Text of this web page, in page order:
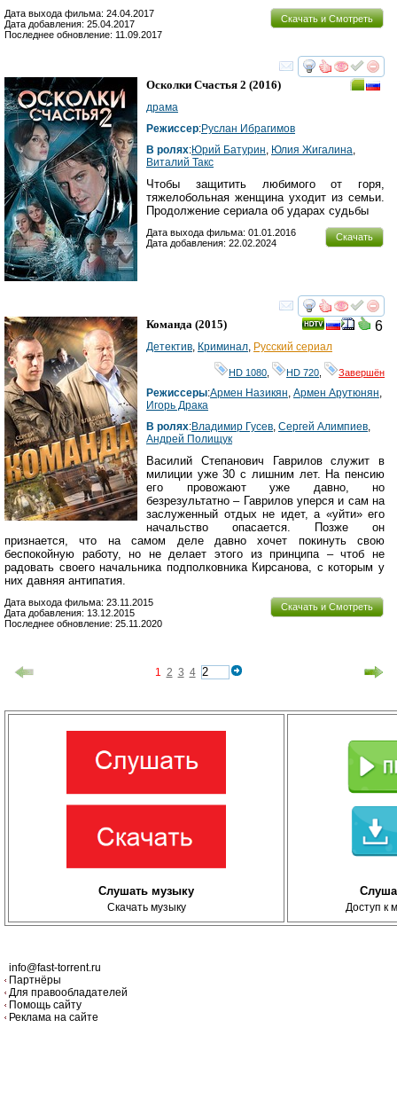
Скачать и Смотреть
Дата выхода фильма: 24.04.2017
Дата добавления: 25.04.2017
Последнее обновление: 11.09.2017
смотреть
Осколки Счастья 2 (2016)
драма
Режиссер:Руслан Ибрагимов
В ролях:Юрий Батурин, Юлия Жигалина,
Виталий Такс
Чтобы защитить любимого от горя,
тяжелобольная женщина уходит из семьи.
Продолжение сериала об ударах судьбы
Скачать
Дата выхода фильма: 01.01.2016
Дата добавления: 22.02.2024
смотреть
6
Команда (2015)
Детектив, Криминал, Русский сериал
HD 1080 HD 720 Завершён
Режиссеры:Армен Назикян, Армен Арутюнян,
Игорь Драка
В ролях:Владимир Гусев, Сергей Алимпиев,
Андрей Полищук
Василий Степанович Гаврилов служит в
милиции уже 30 с лишним лет. На пенсию
его провожают уже давно, но
безрезультатно – Гаврилов уперся и сам на
заслуженный отдых не идет, а «уйти» его
начальство опасается. Позже он
признается, что на самом деле давно хочет покинуть свою
беспокойную работу, но не делает этого из принципа – чтоб не
радовать своего начальника подполковника Кирсанова, с которым у
них давняя антипатия.
Скачать и Смотреть
Дата выхода фильма: 23.11.2015
Дата добавления: 13.12.2015
Последнее обновление: 25.11.2020
1 2 3 4
Слушать музыку
Скачать музыку Доступ к
info@fast-torrent.ru
Партнёры
Для правообладателей
Помощь сайту
Реклама на сайте